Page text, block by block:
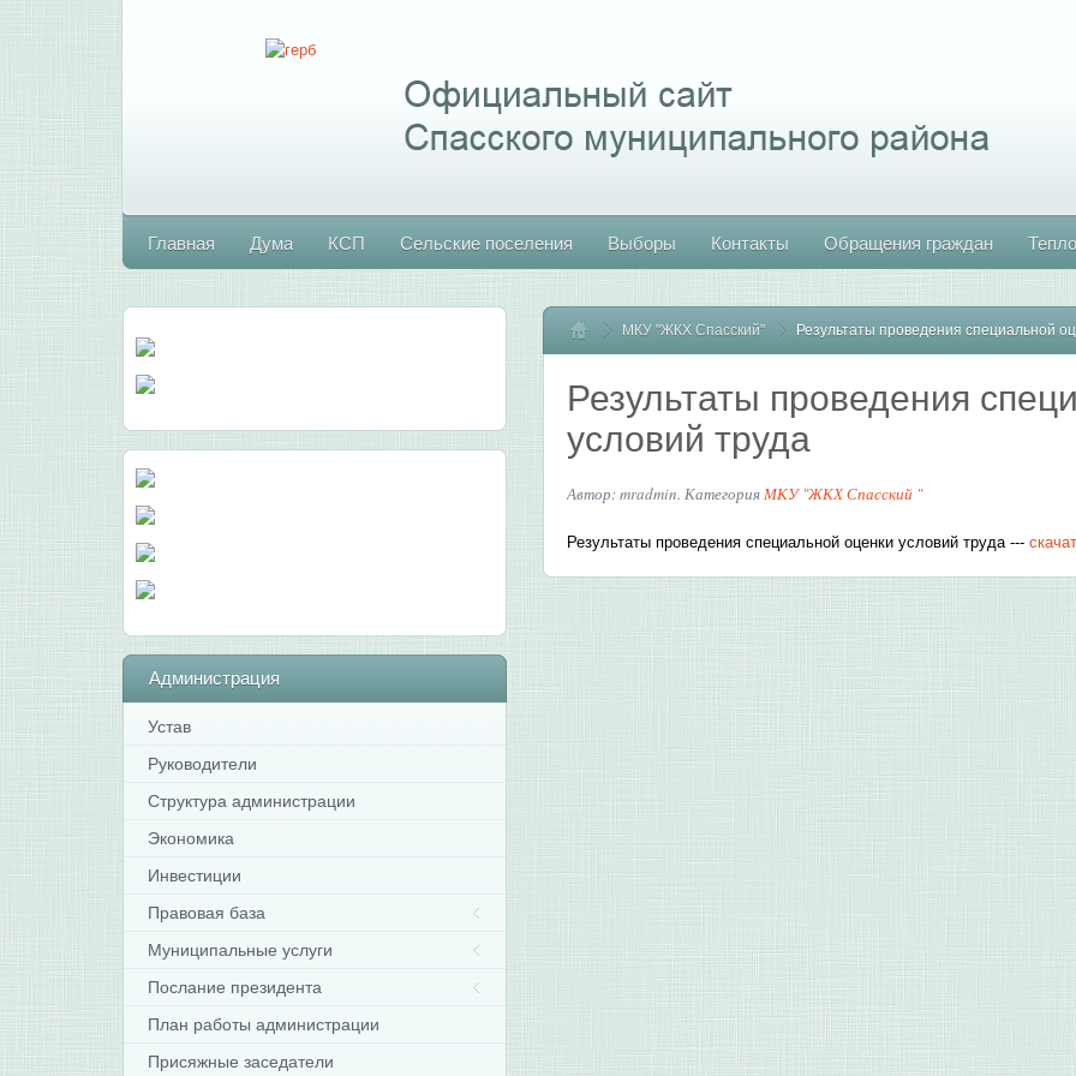
Главная Дума КСП Сельские поселения Выборы Контакты Обращения граждан
Главная
МКУ "ЖКХ Спасский" Результаты проведения специальной
Результаты проведения
условий труда
Автор: mradmin. КатегорияМКУ "ЖКХ Спасский "
Результаты проведения специальной оценки условий труда ---
Администрация
Устав
Руководители
Структура администрации
Экономика
Инвестиции
Правовая база
Муниципальные услуги
Послание президента
План работы администрации
Присяжные заседатели